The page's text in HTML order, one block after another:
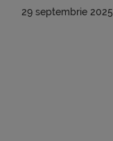
29 septembrie 2025